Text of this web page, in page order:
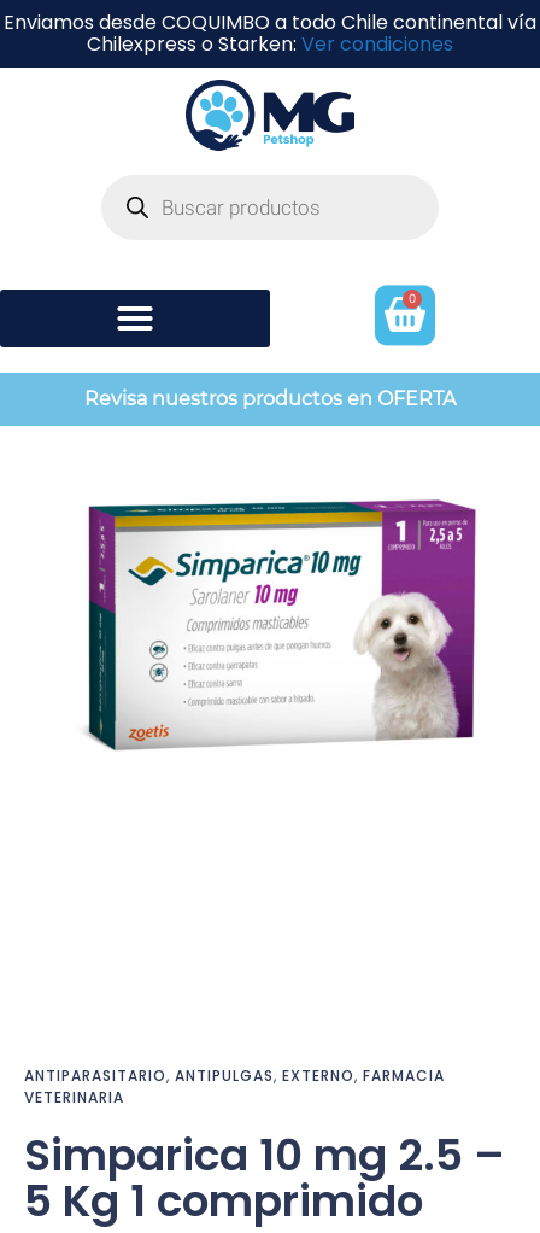
Enviamos desde COQUIMBO a todo Chile continental vía
Chilexpress o Starken: Ver condiciones
0
Revisa nuestros productos en OFERTA
ANTIPARASITARIO, ANTIPULGAS, EXTERNO, FARMACIA
VETERINARIA
Simparica 10 mg 2.5 –
5 Kg 1 comprimido